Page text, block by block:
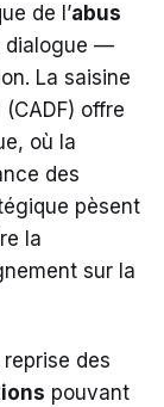
de l’abus
dialogue —
La saisine
(CADF) offre
où la
des
pèsent
la
sur la
reprise des
pouvant